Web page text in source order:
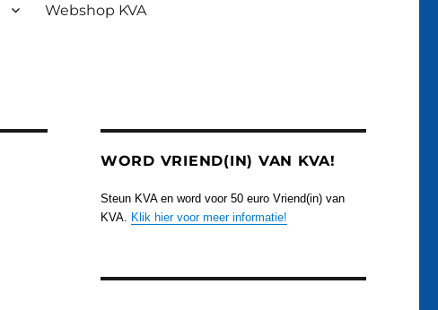
Webshop KVA
WORD VRIEND(IN) VAN KVA!
Steun KVA en word voor 50 euro Vriend(in) van
KVA. Klik hier voor meer informatie!